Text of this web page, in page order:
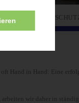
/
Hand in Hand: Eine
wir daher in